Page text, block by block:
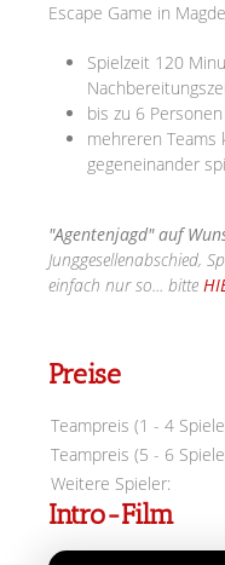
Escape Game in
Spielzeit 120
bis zu 6
mehreren Teams
gegeneinander
"Agentenjagd" auf
Junggesellenabschied,
einfach nur so... bitte
Preise
Teampreis (1 - 4
Teampreis (5 - 6
Weitere Spieler:
Intro-Film